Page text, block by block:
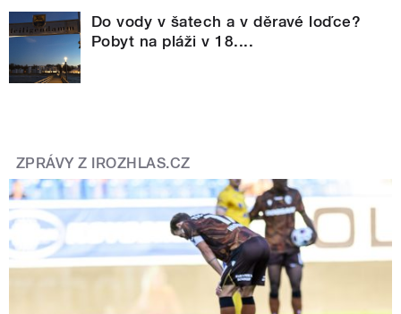
Do vody v šatech a v děravé loďce?
Pobyt na pláži v 18....
ZPRÁVY Z IROZHLAS.CZ